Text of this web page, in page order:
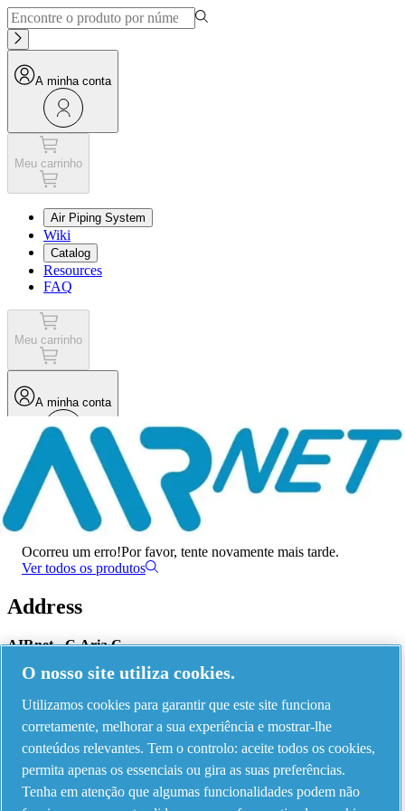
A minha conta
Meu carrinho
Air Piping System
Wiki
Catalog
Resources
FAQ
Meu carrinho
A minha conta
Menu
Ocorreu um erro
Ocorreu um erro!Por favor, tente novamente mais tarde.
Ver todos os produtos
Address
AIRnet - C.Aria.C
Via Selva Maiolo, 5/7 - 36075, Montecchio Maggiore, Vicenza Italy
Contact us
Piping Systems - click to see details
O nosso site utiliza cookies.
Utilizamos cookies para garantir que este site funciona
corretamente, melhorar a sua experiência e mostrar-lhe
conteúdos relevantes. Tem o controlo: aceite todos os cookies,
permita apenas os essenciais ou gira as suas preferências.
Tenha em atenção que algumas funcionalidades podem não